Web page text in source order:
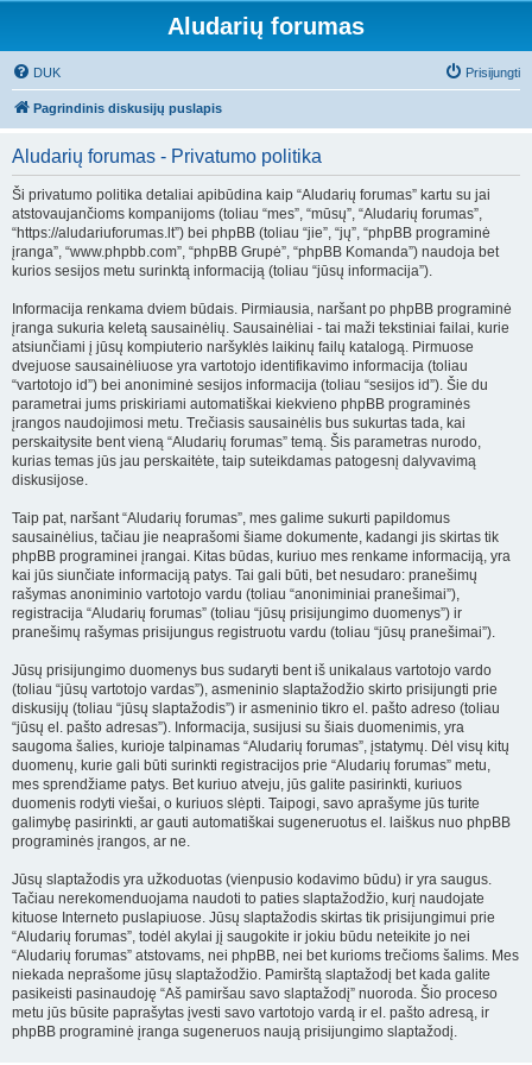
Aludarių forumas
DUK Prisijungti
Pagrindinis diskusijų puslapis
Aludarių forumas - Privatumo politika
Ši privatumo politika detaliai apibūdina kaip “Aludarių forumas” kartu su jai
atstovaujančioms kompanijoms (toliau “mes”, “mūsų”, “Aludarių forumas”,
“https://aludariuforumas.lt”) bei phpBB (toliau “jie”, “jų”, “phpBB programinė
įranga”, “www.phpbb.com”, “phpBB Grupė”, “phpBB Komanda”) naudoja bet
kurios sesijos metu surinktą informaciją (toliau “jūsų informacija”).
Informacija renkama dviem būdais. Pirmiausia, naršant po phpBB programinė
įranga sukuria keletą sausainėlių. Sausainėliai - tai maži tekstiniai failai, kurie
atsiunčiami į jūsų kompiuterio naršyklės laikinų failų katalogą. Pirmuose
dvejuose sausainėliuose yra vartotojo identifikavimo informacija (toliau
“vartotojo id”) bei anoniminė sesijos informacija (toliau “sesijos id”). Šie du
parametrai jums priskiriami automatiškai kiekvieno phpBB programinės
įrangos naudojimosi metu. Trečiasis sausainėlis bus sukurtas tada, kai
perskaitysite bent vieną “Aludarių forumas” temą. Šis parametras nurodo,
kurias temas jūs jau perskaitėte, taip suteikdamas patogesnį dalyvavimą
diskusijose.
Taip pat, naršant “Aludarių forumas”, mes galime sukurti papildomus
sausainėlius, tačiau jie neaprašomi šiame dokumente, kadangi jis skirtas tik
phpBB programinei įrangai. Kitas būdas, kuriuo mes renkame informaciją, yra
kai jūs siunčiate informaciją patys. Tai gali būti, bet nesudaro: pranešimų
rašymas anoniminio vartotojo vardu (toliau “anoniminiai pranešimai”),
registracija “Aludarių forumas” (toliau “jūsų prisijungimo duomenys”) ir
pranešimų rašymas prisijungus registruotu vardu (toliau “jūsų pranešimai”).
Jūsų prisijungimo duomenys bus sudaryti bent iš unikalaus vartotojo vardo
(toliau “jūsų vartotojo vardas”), asmeninio slaptažodžio skirto prisijungti prie
diskusijų (toliau “jūsų slaptažodis”) ir asmeninio tikro el. pašto adreso (toliau
“jūsų el. pašto adresas”). Informacija, susijusi su šiais duomenimis, yra
saugoma šalies, kurioje talpinamas “Aludarių forumas”, įstatymų. Dėl visų kitų
duomenų, kurie gali būti surinkti registracijos prie “Aludarių forumas” metu,
mes sprendžiame patys. Bet kuriuo atveju, jūs galite pasirinkti, kuriuos
duomenis rodyti viešai, o kuriuos slėpti. Taipogi, savo aprašyme jūs turite
galimybę pasirinkti, ar gauti automatiškai sugeneruotus el. laiškus nuo phpBB
programinės įrangos, ar ne.
Jūsų slaptažodis yra užkoduotas (vienpusio kodavimo būdu) ir yra saugus.
Tačiau nerekomenduojama naudoti to paties slaptažodžio, kurį naudojate
kituose Interneto puslapiuose. Jūsų slaptažodis skirtas tik prisijungimui prie
“Aludarių forumas”, todėl akylai jį saugokite ir jokiu būdu neteikite jo nei
“Aludarių forumas” atstovams, nei phpBB, nei bet kurioms trečioms šalims. Mes
niekada neprašome jūsų slaptažodžio. Pamirštą slaptažodį bet kada galite
pasikeisti pasinaudoję “Aš pamiršau savo slaptažodį” nuoroda. Šio proceso
metu jūs būsite paprašytas įvesti savo vartotojo vardą ir el. pašto adresą, ir
phpBB programinė įranga sugeneruos naują prisijungimo slaptažodį.